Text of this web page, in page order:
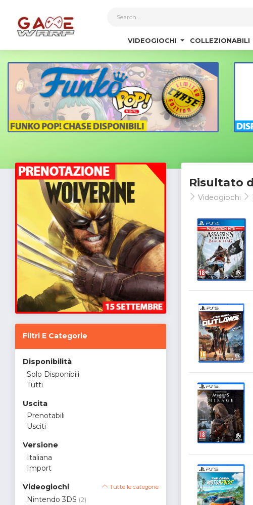
VIDEOGIOCHI COLLEZIONABILI
Filtri E Categorie
Disponibilità
Solo Disponibili
Tutti
Uscita
Prenotabili
Usciti
Versione
Italiana
Import
Videogiochi Tutte le categorie
Nintendo 3DS (2)
Risultato
Videogiochi